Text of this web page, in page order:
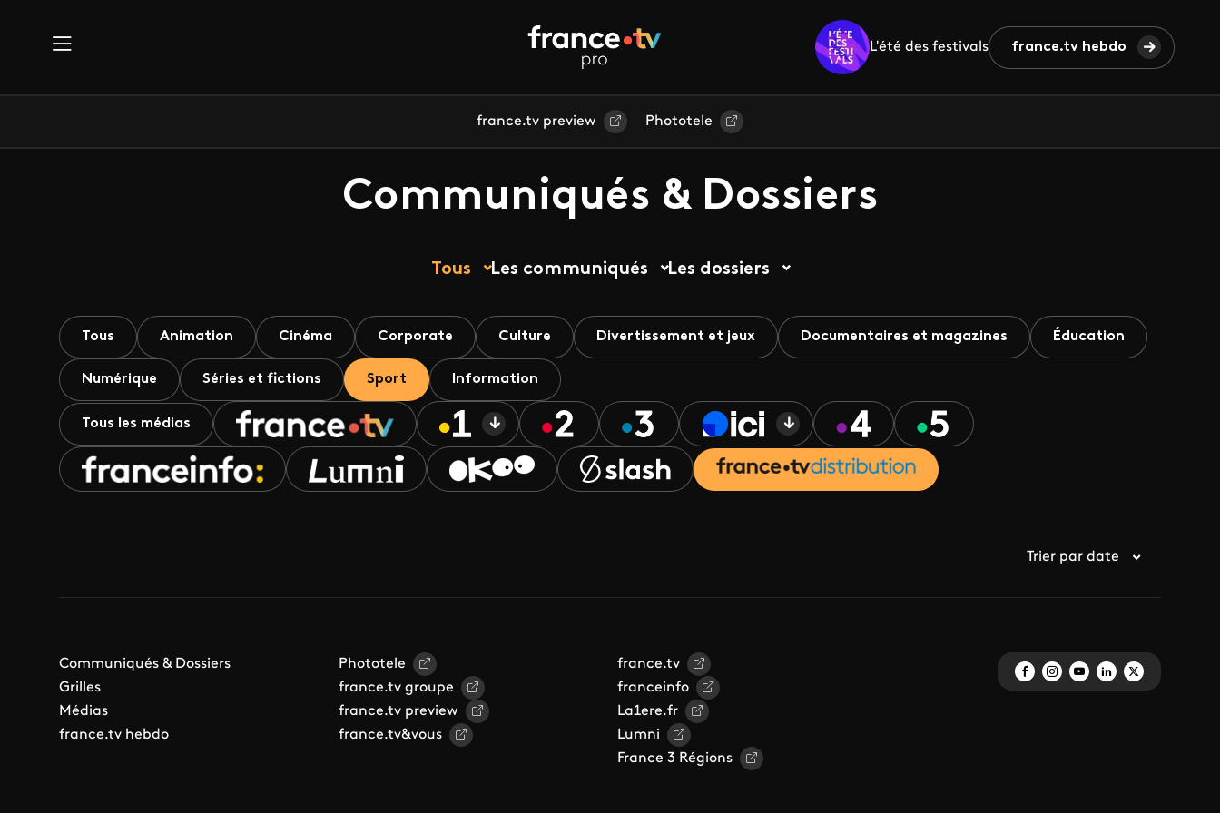
L'été des festivals france.tv hebdo
france.tv preview Phototele
Communiqués & Dossiers
Tous Les communiqués Les dossiers
Tous Animation Cinéma Corporate Culture Divertissement et jeux Documentaires et magazines Éducation
Numérique Séries et fictions Sport Information
Tous les médias
Trier par date
Communiqués & Dossiers
Grilles
Médias
france.tv hebdo
Phototele
france.tv groupe
france.tv preview
france.tv&vous
france.tv
franceinfo
La1ere.fr
Lumni
France 3 Régions